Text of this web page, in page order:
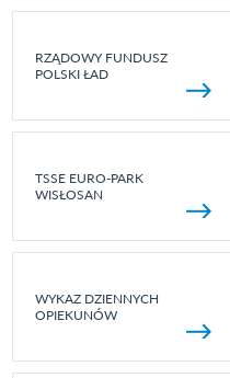
RZĄDOWY FUNDUSZ
POLSKI ŁAD
TSSE EURO-PARK
WISŁOSAN
WYKAZ DZIENNYCH
OPIEKUNÓW